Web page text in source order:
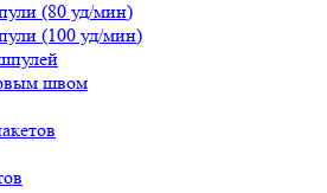
(80 уд/мин)
(100 уд/мин)
швом